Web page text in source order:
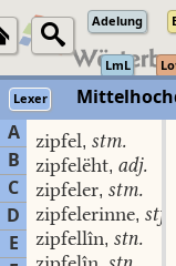
Adelung
LmL
Lexer
A
B
C
D
E
zipfel, stm.
zipfelëht, adj.
zipfeler, stm.
zipfelerinne, stf.
zipfellîn, stn.